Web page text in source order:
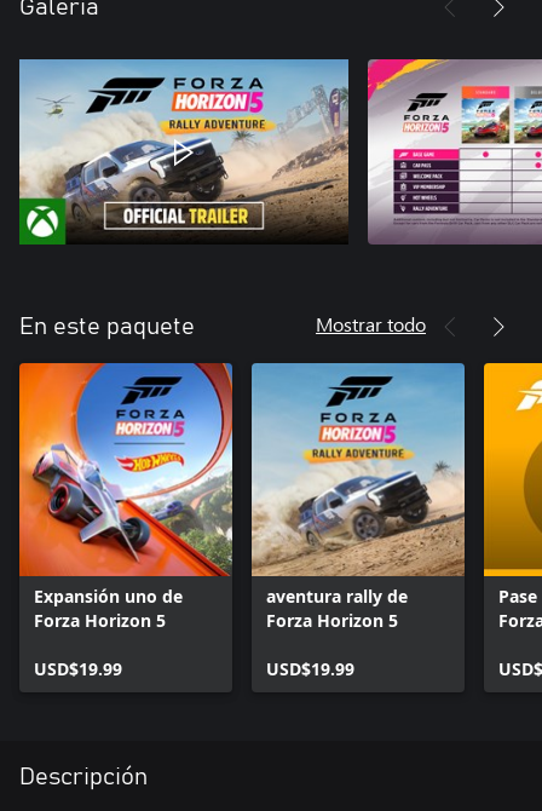
Galería
En este paquete Mostrar todo
Expansión uno de
Forza Horizon 5
USD$19.99
aventura rally de
Forza Horizon 5
USD$19.99
Descripción